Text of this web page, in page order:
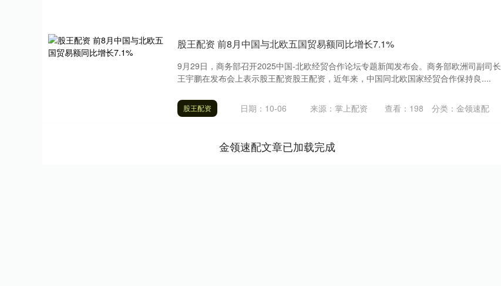
股王配资 前8月中国与北欧五国贸易额同比增长7.1%
9月29日，商务部召开2025中国-北欧经贸合作论坛专题新闻发布会。商务部欧洲司副司长
王宇鹏在发布会上表示股王配资股王配资，近年来，中国同北欧国家经贸合作保持良....
股王配资 日期：10-06 来源：掌上配资 查看： 198 分类： 金领速配
金领速配文章已加载完成